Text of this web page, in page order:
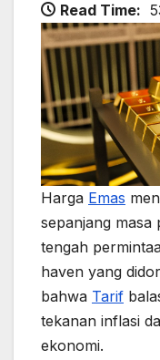
Read Time:
Harga Emas
sepanjang masa
tengah
haven yang
bahwa Tarif
tekanan inflasi
ekonomi.